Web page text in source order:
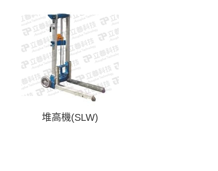
堆高機(SLW)